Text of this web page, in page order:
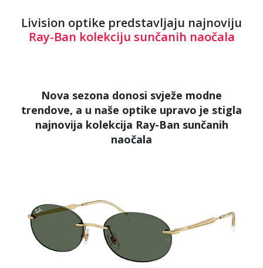
Livision optike predstavljaju najnoviju
Ray-Ban kolekciju sunčanih naočala
Nova sezona donosi svježe modne
trendove, a u naše optike upravo je stigla
najnovija kolekcija Ray-Ban sunčanih
naočala